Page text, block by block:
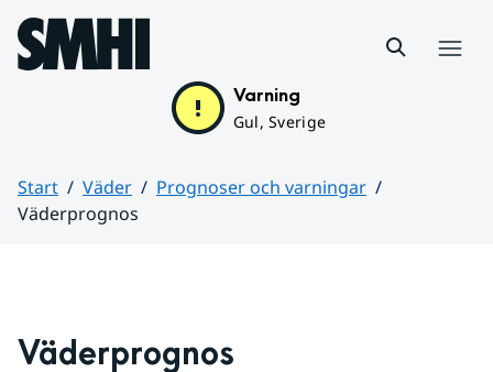
Hoppa till sidans innehåll
Varning
Gul, Sverige
Start Väder
Prognoser och varningar
Väderprognos
Väderprognos